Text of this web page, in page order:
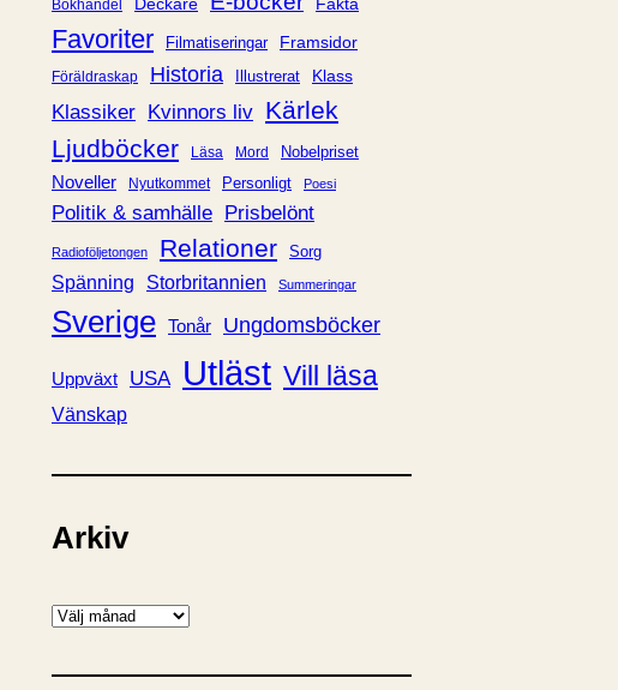
e
r
Bokhandel
Favoriter Filmatiseringar Framsidor
Föräldraskap Historia Illustrerat Klass
Klassiker Kvinnors liv Kärlek
Ljudböcker
Läsa Mord Nobelpriset
Noveller Nyutkommet Personligt Poesi
Politik & samhälle Prisbelönt
Radioföljetongen Relationer Sorg
Spänning Storbritannien Summeringar
Sverige Tonår Ungdomsböcker
Uppväxt USA Utläst Vill läsa
Vänskap
Arkiv
A
k